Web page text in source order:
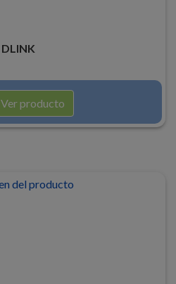
DLINK
Ver producto